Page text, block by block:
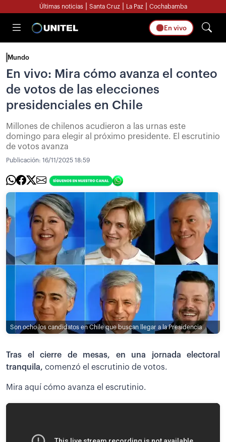
Últimas noticias Santa Cruz La Paz Cochabamba
En vivo
Mundo
En vivo: Mira cómo avanza el conteo
de votos de las elecciones
presidenciales en Chile
Millones de chilenos acudieron a las urnas este
domingo para elegir al próximo presidente. El escrutinio
de votos avanza
Publicación: 16/11/2025 18:59
Son ocho los candidatos en Chile que buscan llegar a la Presidencia
Tras el cierre de mesas, en una jornada electoral
tranquila, comenzó el escrutinio de votos.
Mira aquí cómo avanza el escrutinio.